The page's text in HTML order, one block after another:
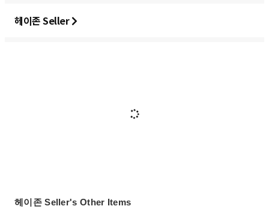
헤이존 Seller
헤이존 Seller's Other Items